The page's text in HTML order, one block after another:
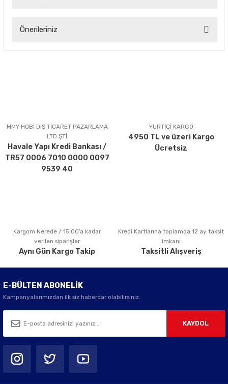
Önerileriniz
Ürün açıklamasında eksik bilgiler bulunuyor.
Ürün bilgilerinde hatalar bulunuyor.
Ürün fiyatı diğer sitelerden daha pahalı.
Bu ürüne benzer farklı alternatifler olmalı.
Gönder
MMY HOBİ DIŞ TİCARET PAZARLAMA
LTD.ŞTİ
Havale Yapı Kredi Bankası /
TR57 0006 7010 0000 0097
9539 40
YURTİÇİ KARGO
4950 TL ve üzeri Kargo
Ücretsiz
Kargom Nerede / 15:00’a kadar
verilen siparişler
Aynı Gün Kargo Takip
Kredi Kartlarına toplamda 12 ay taksit
imkanı
Taksitli Alışveriş
E-BÜLTEN ABONELİK
Kampanyalarımızdan ilk siz haberdar olabilirsiniz.
KAYDOL